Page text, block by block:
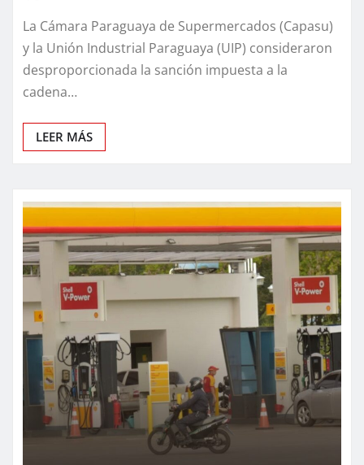
La Cámara Paraguaya de Supermercados (Capasu)
y la Unión Industrial Paraguaya (UIP) consideraron
desproporcionada la sanción impuesta a la
cadena…
LEER MÁS